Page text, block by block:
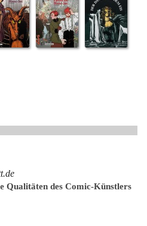
Qualitäten des Comic-Künstlers